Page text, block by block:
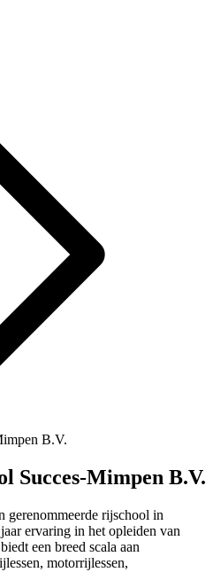
B.V.
Succes-Mimpen B.V.
gerenommeerde rijschool in
ervaring in het opleiden van
een breed scala aan
motorrijlessen,